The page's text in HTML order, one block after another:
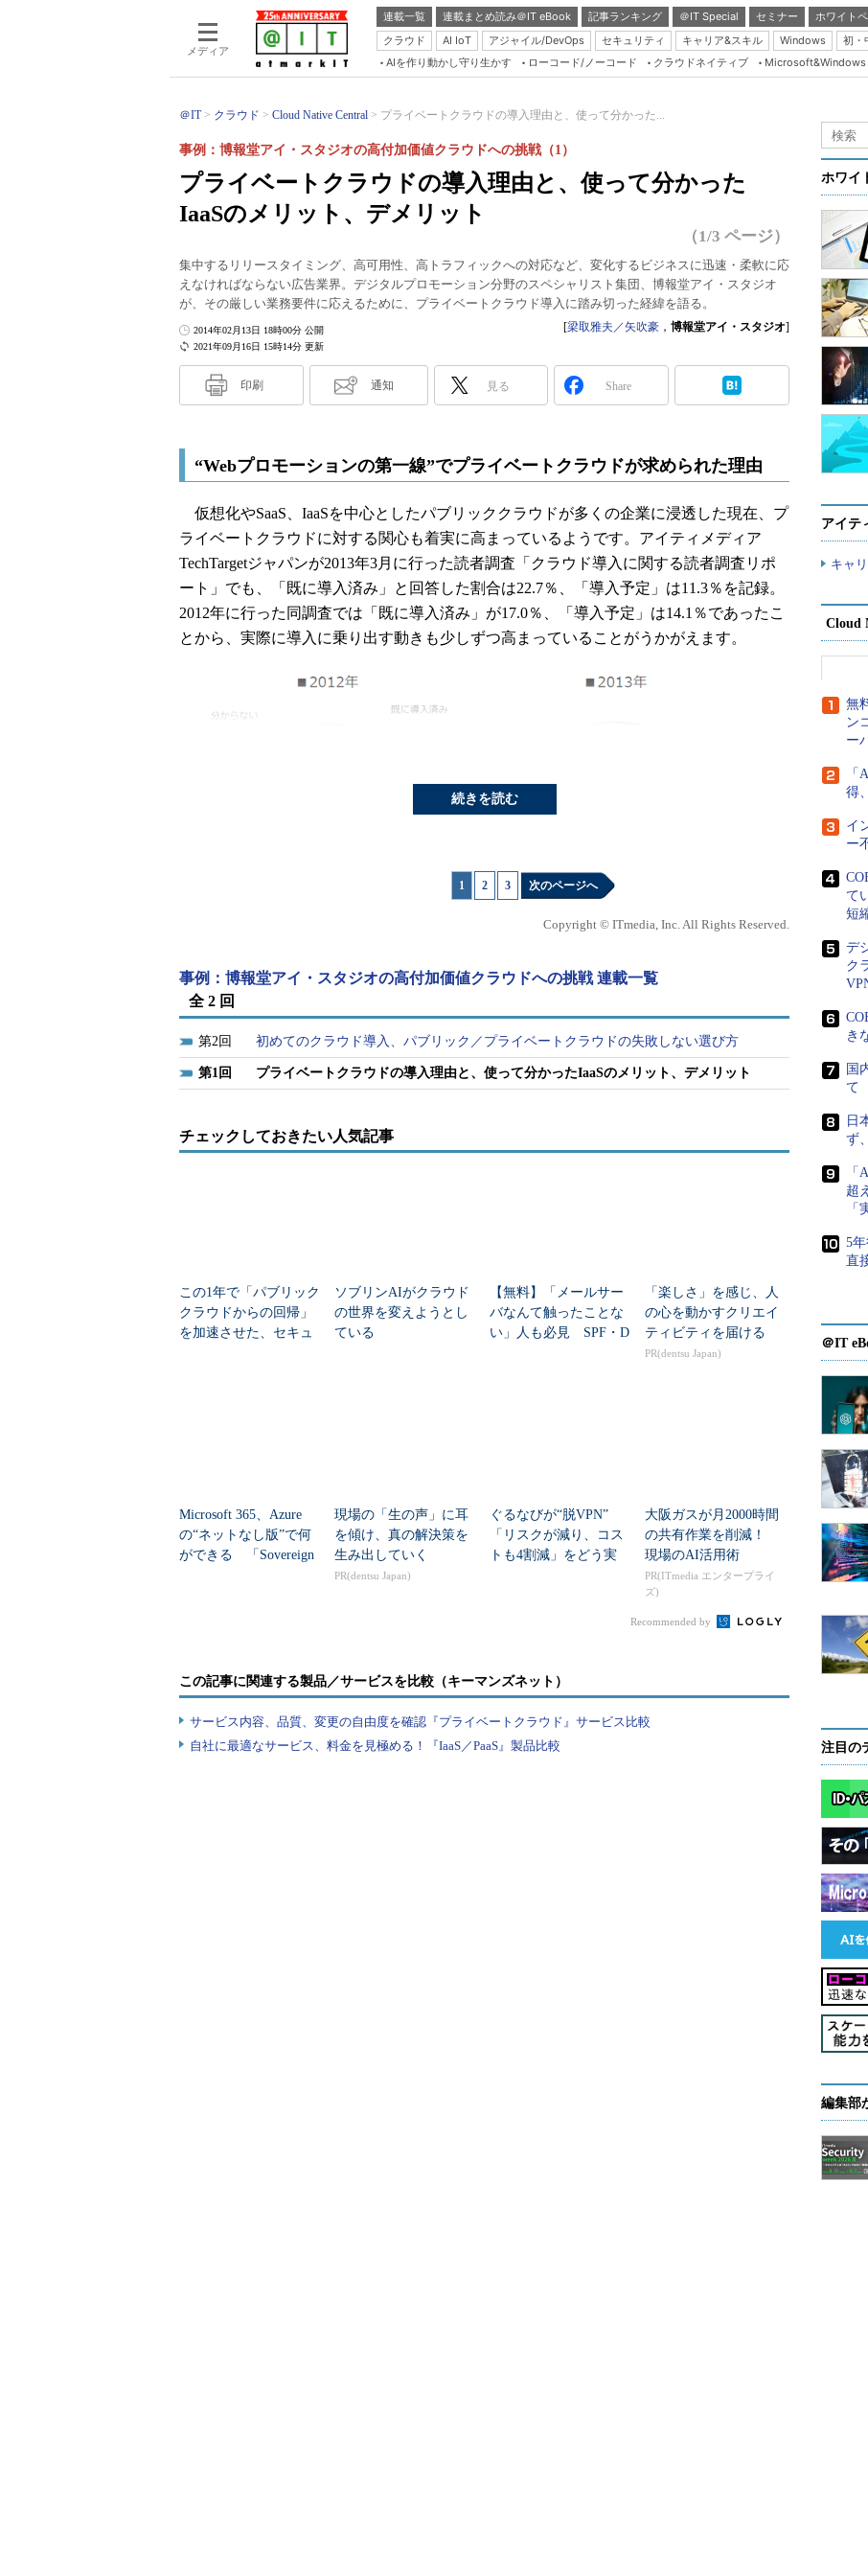
メディア
連載一覧 連載まとめ読み＠IT eBook 記事ランキング ＠IT Special セミナー
ホワイト
クラウド
AI IoT アジャイル/DevOps セキュリティ キャリア&スキル Windows 初・
Server & Storage
Database Expert
Linux ＆ OSS
Master of IP Network
Security & Trust
AIを作り動かし守り生かす ローコード/ノーコード クラウドネイティブ Microsoft&Windows
＠IT クラウド Cloud Native Central プライベートクラウドの導入理由と、使って分かった...
プライベートクラウドの導入理由と、使って分かった
IaaSのメリット、デメリット
事例：博報堂アイ・スタジオの高付加価値クラウドへの挑戦（1）
（1/3 ページ）
集中するリリースタイミング、高可用性、高トラフィックへの対応など、変化するビジネスに迅速・柔軟に応
えなければならない広告業界。デジタルプロモーション分野のスペシャリスト集団、博報堂アイ・スタジオ
が、その厳しい業務要件に応えるために、プライベートクラウド導入に踏み切った経緯を語る。
2021年09月16日 15時14分 更新
2014年02月13日 18時00分 公開 [梁取雅夫／矢吹豪 ， 博報堂アイ・スタジオ]
印刷 通知 見る Share
“Webプロモーションの第一線”でプライベートクラウドが求められた理由
仮想化やSaaS、IaaSを中心としたパブリッククラウドが多くの企業に浸透した現在、プ
ライベートクラウドに対する関心も着実に高まっているようです。アイティメディア
TechTargetジャパンが2013年3月に行った読者調査「クラウド導入に関する読者調査リポ
ート」でも、「既に導入済み」と回答した割合は22.7％、「導入予定」は11.3％を記録。
2012年に行った同調査では「既に導入済み」が17.0％、「導入予定」は14.1％であったこ
とから、実際に導入に乗り出す動きも少しずつ高まっていることがうかがえます。
る読者調査結果リポート（2013年3月） 調査は「プライベートクラウド」を「仮想化や標準化、自動化などの
技術を活用し、自社または提供事業者側のデータセンターに自社専用の統合的なシステム環境を構築すること
によって、ユーザーにコンピュータリソースを柔軟・迅速に提供するサービス」と定義して実施
（60.3％）、「運用コストの削減」（59.6％）、「運用管理の一元化・効率化」
出典：「プライベートクラウドに期待すること」／TechTargetジャパン「クラウド導入に関する読者調査結果リ
ポート（2013年3月）
TechTargetジャパン「クラウド導入に関する読者調査結果リポート（2013年
の導入率と期待項目を併せて見ると、「プライベートクラウド」の理解度・認知度も着
実に向上しているといえるのではないでしょうか。ただ関心があるとはいえ、その導入
に至るまでには、システム基盤の在り方について、業務要件に基づきつつ、さまざまな
続きを読む
1 2 3 次のページへ
Copyright © ITmedia, Inc. All Rights Reserved.
事例：博報堂アイ・スタジオの高付加価値クラウドへの挑戦 連載一覧
全 2 回
2 初めてのクラウド導入、パブリック／プライベートクラウドの失敗しない選び方
1 プライベートクラウドの導入理由と、使って分かったIaaSのメリット、デメリット
チェックしておきたい人気記事
この1年で「パブリック
クラウドからの回帰」
を加速させた、セキュ
ソブリンAIがクラウド
の世界を変えようとし
ている
【無料】「メールサー
バなんて触ったことな
い」人も必見 SPF・D
「楽しさ」を感じ、人
の心を動かすクリエイ
ティビティを届ける
PR(dentsu Japan)
Microsoft 365、Azure
の“ネットなし版”で何
ができる 「Sovereign
現場の「生の声」に耳
を傾け、真の解決策を
生み出していく
PR(dentsu Japan)
ぐるなびが“脱VPN”
「リスクが減り、コス
トも4割減」をどう実
大阪ガスが月2000時間
の共有作業を削減！
現場のAI活用術
PR(ITmedia エンタープライ
ズ)
Recommended by
この記事に関連する製品／サービスを比較（キーマンズネット）
サービス内容、品質、変更の自由度を確認『プライベートクラウド』サービス比較
自社に最適なサービス、料金を見極める！『IaaS／PaaS』製品比較
ホワイ
アイテ
キャ
Cloud
無
ン
ー
得
イ
ー
て
短
デ
ク
き
国
て
日
ず
超
「
5
直
＠IT
注目の
編集部